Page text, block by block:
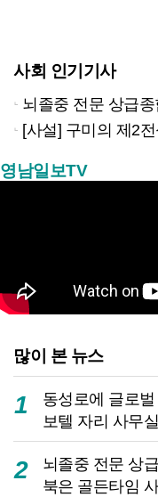
사회 인기기사
뇌졸중 전문 상급종합병원
[사설] 구미의 제2
영남일보TV
많이 본 뉴스
1
동성로에 글로
보텔 자리 사무
2
뇌졸중 전문 상
북은 골든타임